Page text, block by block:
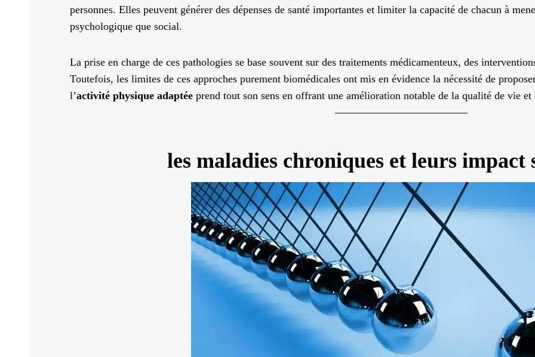
personnes. Elles peuvent générer des dépenses de santé importantes et limiter la capacité de chacun à
psychologique que social.
La prise en charge de ces pathologies se base souvent sur des traitements médicamenteux, des
Toutefois, les limites de ces approches purement biomédicales ont mis en évidence la nécessité de
l’activité physique adaptée prend tout son sens en offrant une amélioration notable de la qualité de vie
les maladies chroniques et leurs impact